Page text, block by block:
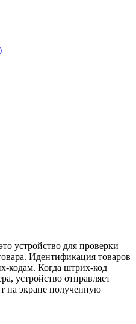
устройство для проверки
Идентификация товаров
кодам. Когда штрих-код
устройство отправляет
на экране полученную